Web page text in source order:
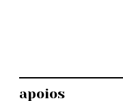
apoios